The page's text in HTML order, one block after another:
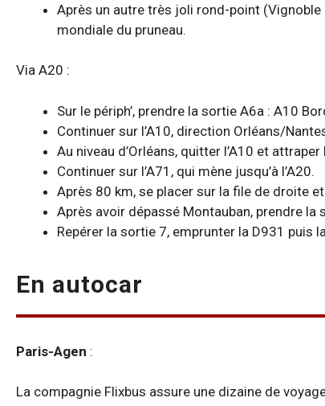
Après un autre très joli rond-point
mondiale du pruneau.
Via A20 :
Sur le périph’, prendre la sortie A6a : A10
Continuer sur l’A10, direction Orléans/
Au niveau d’Orléans, quitter l’A10 et
Continuer sur l’A71, qui mène jusqu’à l’A20.
Après 80 km, se placer sur la file de droite
Après avoir dépassé Montauban, prendre la
Repérer la sortie 7, emprunter la D931 puis
En autocar
Paris-Agen :
La compagnie Flixbus assure une dizaine de